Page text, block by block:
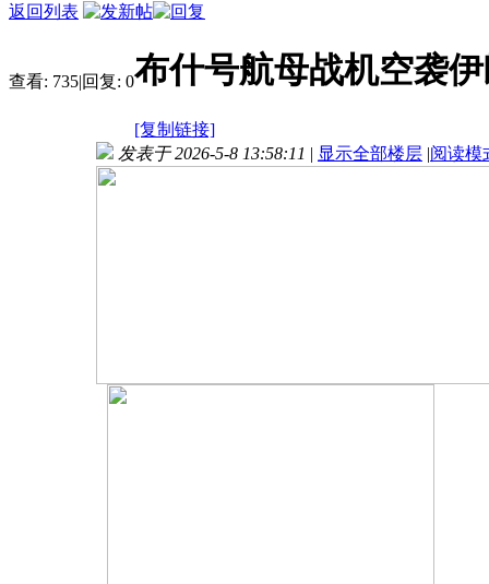
返回列表
查看: 735|回复: 0布什号航母战机空袭
[复制链接]
发表于 2026-5-8 13:58:11 | 显示全部楼层 |阅读模